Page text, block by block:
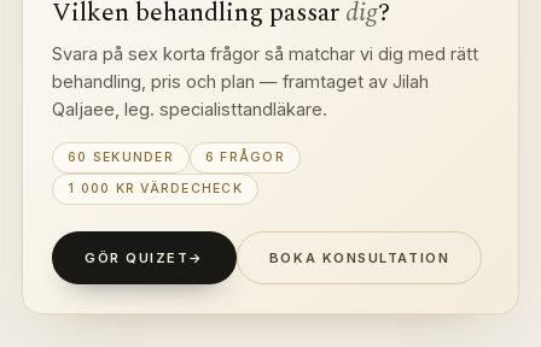
Vilken behandling passar dig?
Svara på sex korta frågor så matchar vi dig med rätt
behandling, pris och plan — framtaget av Jilah
Qaljaee, leg. specialisttandläkare.
60 SEKUNDER
6 FRÅGOR
1 000 KR VÄRDECHECK
GÖR QUIZET → BOKA KONSULTATION